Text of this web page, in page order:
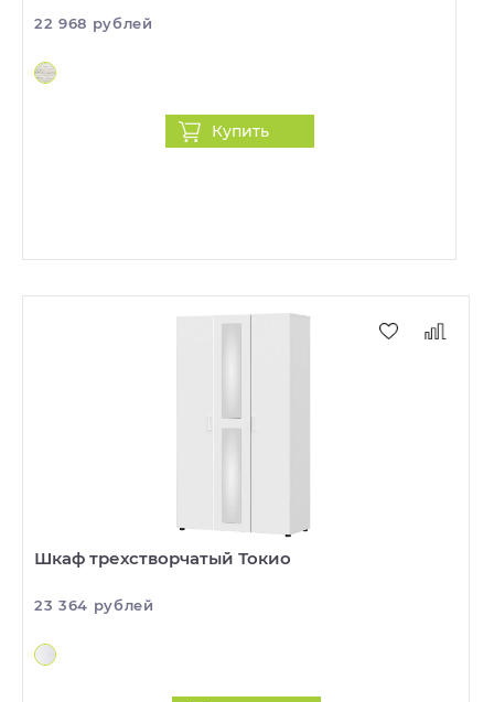
22 968 рублей
Купить
Шкаф трехстворчатый Токио
23 364 рублей